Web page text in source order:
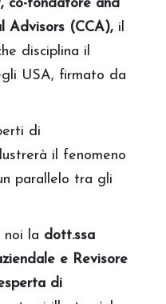
co-fondatore and
Advisors (CCA), il
disciplina il
USA, firmato da
di
il fenomeno
parallelo tra gli
noi la dott.ssa
e Revisore
di